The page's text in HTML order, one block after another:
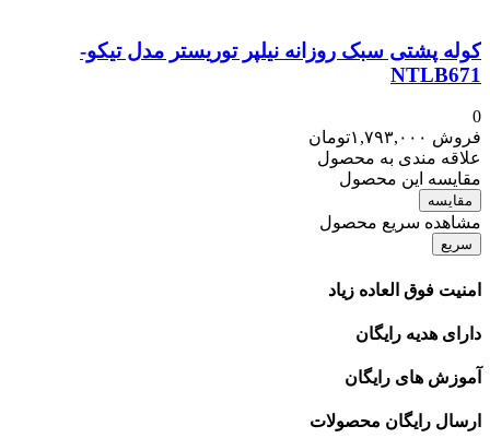
کوله پشتی سبک روزانه نیلپر توریستر مدل تیکو-
NTLB671
0
فروش ۱,۷۹۳,۰۰۰تومان
علاقه مندی به محصول
مقایسه این محصول
مقایسه
مشاهده سریع محصول
سریع
امنیت فوق العاده زیاد
دارای هدیه رایگان
آموزش های رایگان
ارسال رایگان محصولات